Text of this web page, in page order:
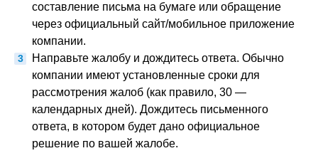
составление письма на бумаге или обращение
через официальный сайт/мобильное приложение
компании.
Направьте жалобу и дождитесь ответа. Обычно
компании имеют установленные сроки для
рассмотрения жалоб (как правило, 30 —
календарных дней). Дождитесь письменного
ответа, в котором будет дано официальное
решение по вашей жалобе.